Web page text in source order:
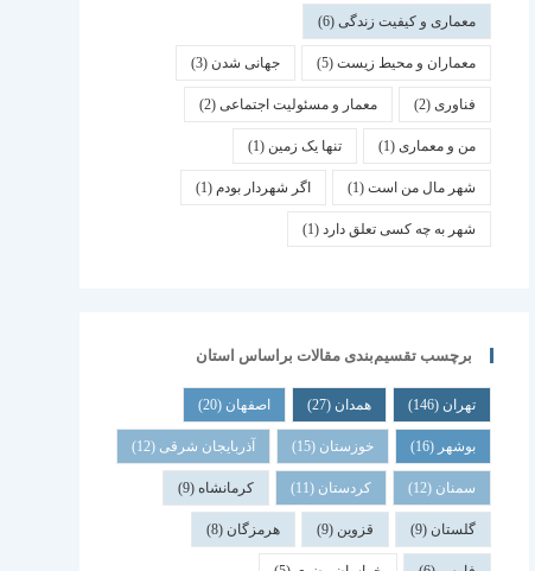
معماری و کیفیت زندگی(6)
معماران و محیط زیست(5) جهانی شدن (3)
فناوری(2) معمار و مسئولیت اجتماعی(2)
من و معماری(1) تنها یک زمین (1)
شهر مال من است(1) اگر شهردار بودم (1)
شهر به چه کسی تعلق دارد(1)
برچسب تقسیم‌بندی مقالات براساس استان
تهران (146) همدان (27) اصفهان (20)
بوشهر (16) خوزستان (15) آذربایجان شرقی (12)
سمنان (12) کردستان (11) کرمانشاه(9)
گلستان (9) قزوین (9) هرمزگان (8)